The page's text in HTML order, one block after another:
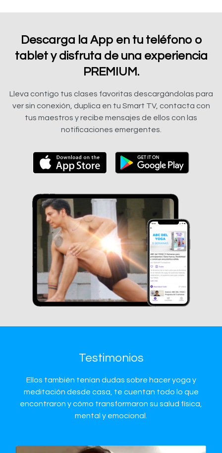
Descarga la App en tu teléfono o
tablet y disfruta de una experiencia
PREMIUM.
Lleva contigo tus clases favoritas descargándolas para
ver sin conexión, duplica en tu Smart TV, contacta con
tus maestros y recibe mensajes de ellos con las
notificaciones emergentes.
Testimonios
Ellos también tenían dudas sobre hacer yoga y
meditación desde casa, te cuentan todo lo que
encontraron y cómo transformaron su salud física,
mental y emocional.